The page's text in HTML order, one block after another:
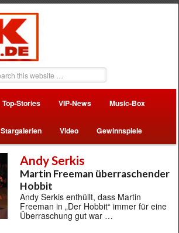
Top-Stories VIP-News Music-Box
Stargalerien Video Gewinnspiele
Andy Serkis
Martin Freeman überraschender
Hobbit
Andy Serkis enthüllt, dass Martin
Freeman in „Der Hobbit“ immer für eine
Überraschung gut war …